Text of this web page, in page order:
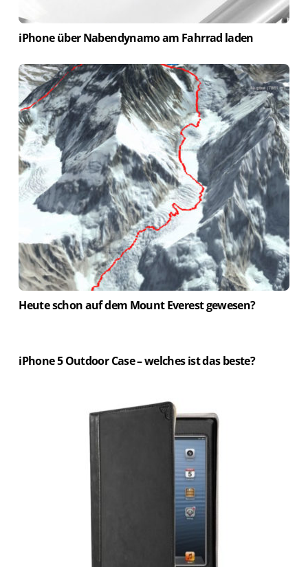
iPhone über Nabendynamo am Fahrrad laden
Heute schon auf dem Mount Everest gewesen?
iPhone 5 Outdoor Case – welches ist das beste?